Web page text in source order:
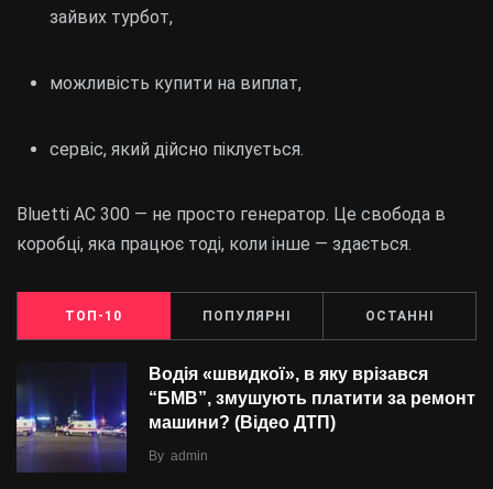
зайвих турбот,
можливість купити на виплат,
сервіс, який дійсно піклується.
Bluetti AC 300 — не просто генератор. Це свобода в
коробці, яка працює тоді, коли інше — здається.
ТОП-10 ПОПУЛЯРНІ ОСТАННІ
Водія «швидкої», в яку врізався
“БMВ”, змушують платити за ремонт
машини? (Відео ДТП)
By admin